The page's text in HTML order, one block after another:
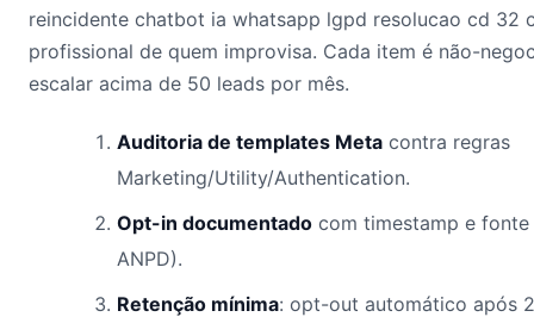
reincidente chatbot ia whatsapp lgpd resolucao cd 32
profissional de quem improvisa. Cada item é não-
escalar acima de 50 leads por mês.
Auditoria de templates Meta contra regras
Marketing/Utility/Authentication.
Opt-in documentado com timestamp e
ANPD).
Retenção mínima: opt-out automático após